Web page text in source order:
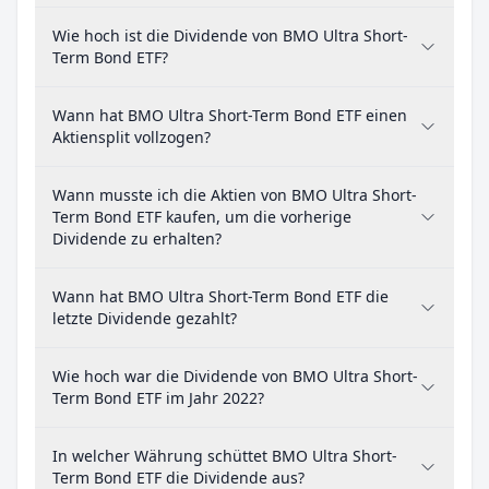
Wie hoch ist die Dividende von BMO Ultra Short-
Term Bond ETF?
Wann hat BMO Ultra Short-Term Bond ETF einen
Aktiensplit vollzogen?
Wann musste ich die Aktien von BMO Ultra Short-
Term Bond ETF kaufen, um die vorherige
Dividende zu erhalten?
Wann hat BMO Ultra Short-Term Bond ETF die
letzte Dividende gezahlt?
Wie hoch war die Dividende von BMO Ultra Short-
Term Bond ETF im Jahr 2022?
In welcher Währung schüttet BMO Ultra Short-
Term Bond ETF die Dividende aus?